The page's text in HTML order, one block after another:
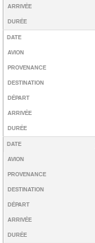
ARRIVÉE
DURÉE
DATE
AVION
PROVENANCE
DESTINATION
DÉPART
ARRIVÉE
DURÉE
DATE
AVION
PROVENANCE
DESTINATION
DÉPART
ARRIVÉE
DURÉE